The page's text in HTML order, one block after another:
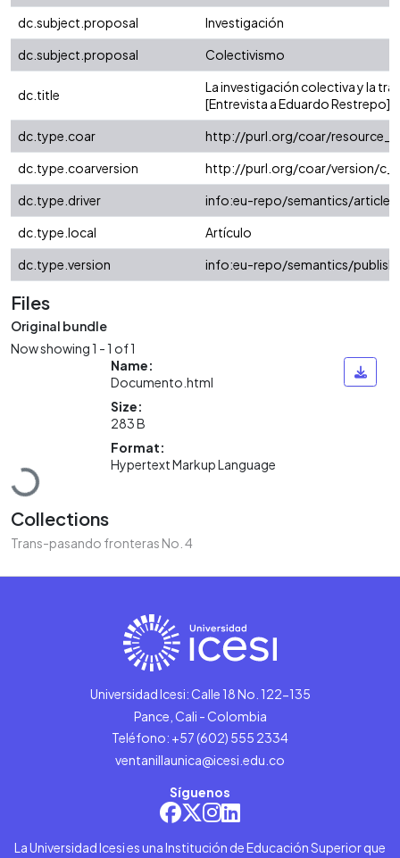
dc.subject.proposal
Investigación
dc.subject.proposal
Colectivismo
dc.title
La investigación colectiva y la
[Entrevista a Eduardo Restrepo]
dc.type.coar
http://purl.org/coar/
dc.type.coarversion
http://purl.org/coar/version/
dc.type.driver
info:eu-repo/semantics/article
dc.type.local
Artículo
dc.type.version
info:eu-repo/semantics/
Files
Original bundle
Now showing1 - 1 of 1
Loading...
Name:
Documento.html
Size:
283 B
Format:
Hypertext Markup Language
Collections
Trans-pasando fronteras No. 4
Universidad Icesi: Calle 18 No. 122-135
Pance, Cali - Colombia
Teléfono: +57 (602) 555 2334
ventanillaunica@icesi.edu.co
Síguenos
La Universidad Icesi es una Institución de Educación Superior que